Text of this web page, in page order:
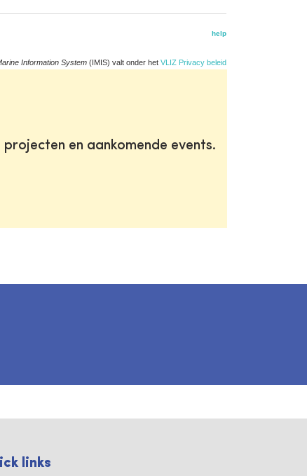
help
Information System (IMIS) valt onder het VLIZ Privacy beleid
en aankomende events.
links